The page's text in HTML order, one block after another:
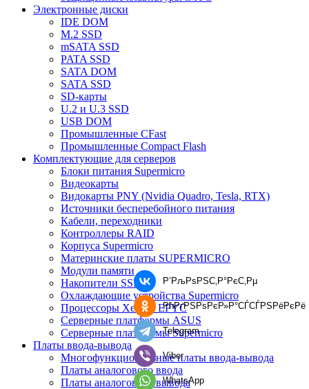
Электронные диски
IDE DOM
M.2 SSD
mSATA SSD
PATA SSD
SATA DOM
SATA SSD
SD-карты
U.2 и U.3 SSD
USB DOM
Промышленные CFast
Промышленные Compact Flash
Комплектующие для серверов
Блоки питания Supermicro
Видеокарты
Видокарты PNY (Nvidia Quadro, Tesla, RTX)
Источники бесперебойного питания
Кабели, переходники
Контроллеры RAID
Корпуса Supermicro
Материнские платы SUPERMICRO
Модули памяти
Накопители SSD
Охлаждающие устройства Supermicro
Процессоры Xeon и EPYC
Серверные платформы ASUS
Серверные платформы Supermicro
Платы ввода-вывода
Многофункциональные платы ввода-вывода
Платы аналогового ввода
Платы аналогового вывода
Р’РљРѕРЅС‚Р°РєС‚Рµ
РћРґРЅРѕРєР»Р°СЃСЃРЅРёРєРё
Telegram
Viber
WhatsApp